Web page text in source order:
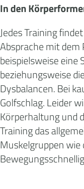
In den
Jedes Training
Absprache mit
beispielsweise eine
beziehungsweise
Dysbalancen. Bei
Golfschlag. Leider
Körperhaltung und
Training das
Muskelgruppen